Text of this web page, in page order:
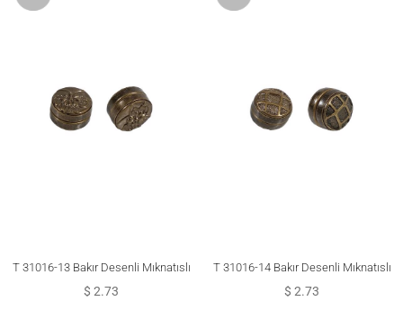
T 31016-13 Bakır Desenli Mıknatıslı
Şal Eşarp Klipsi
$ 2.73
T 31016-14 Bakır Desenli Mıknatıslı
Şal Eşarp Klipsi
$ 2.73